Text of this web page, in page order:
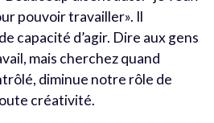
pouvoir travailler». Il
capacité d’agir. Dire aux gens
mais cherchez quand
diminue notre rôle de
créativité.